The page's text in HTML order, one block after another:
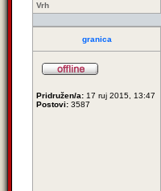
Vrh
granica
Pridružen/a: 17 ruj 2015, 13:47
Postovi: 3587